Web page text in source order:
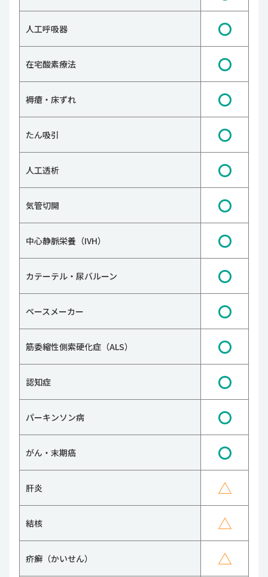
人工呼吸器 〇
在宅酸素療法 〇
褥瘡・床ずれ 〇
たん吸引 〇
人工透析 〇
気管切開 〇
中心静脈栄養（IVH） 〇
カテーテル・尿バルーン 〇
ペースメーカー 〇
筋委縮性側索硬化症（ALS） 〇
認知症 〇
パーキンソン病 〇
がん・末期癌 〇
肝炎 △
結核 △
疥癬（かいせん） △